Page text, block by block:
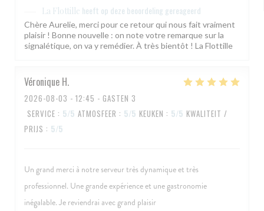
La Flottille heeft op deze beoordeling gereageerd
Chère Aurelie, merci pour ce retour qui nous fait vraiment
plaisir ! Bonne nouvelle : on note votre remarque sur la
signalétique, on va y remédier. À très bientôt ! La Flottille
Véronique H
2026-08-03 - 12:45 - GASTEN 3
SERVICE : 5/5 ATMOSFEER : 5/5 KEUKEN : 5/5 KWALITEIT /
PRIJS : 5/5
Un grand merci à notre serveur très dynamique et très
professionnel. Une grande expérience et une gastronomie
inégalable. Je reviendrai avec grand plaisir